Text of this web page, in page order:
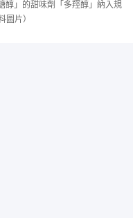
醇」的甜味劑「多羥醇」納入規
片）